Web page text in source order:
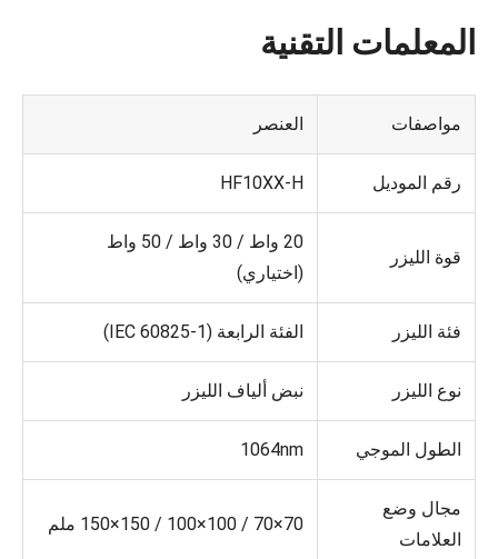
المعلمات التقنية
مواصفات العنصر
رقم الموديل HF10XX-H
قوة الليزر
20 واط / 30 واط / 50 واط
(اختياري)
فئة الليزر الفئة الرابعة (IEC 60825-1)
نوع الليزر نبض ألياف الليزر
الطول الموجي 1064nm
مجال وضع
العلامات
70×70 / 100×100 / 150×150 ملم